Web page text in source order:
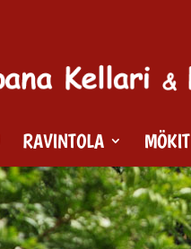
RAVINTOLA MÖKIT